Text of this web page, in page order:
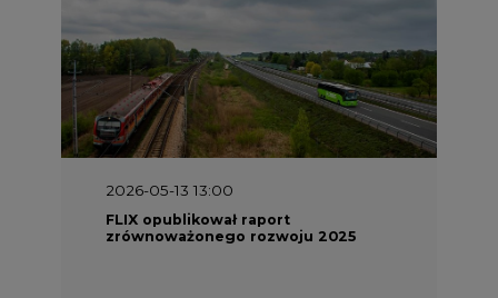
2026-05-13 13:00
FLIX opublikował raport
zrównoważonego rozwoju 2025